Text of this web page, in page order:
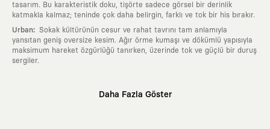
tasarım. Bu karakteristik doku, tişörte sadece görsel bir derinlik
katmakla kalmaz; teninde çok daha belirgin, farklı ve tok bir his bırakır.
Urban: Sokak kültürünün cesur ve rahat tavrını tam anlamıyla
yansıtan geniş oversize kesim. Ağır örme kumaşı ve dökümlü yapısıyla
maksimum hareket özgürlüğü tanırken, üzerinde tok ve güçlü bir duruş
sergiler.
Daha Fazla Göster